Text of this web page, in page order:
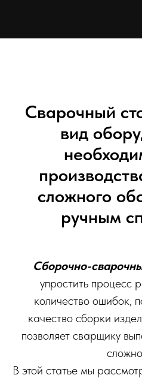
Сварочный
вид
сложного
ручным
Сборочно-
упростить процесс
количество ошибок,
качество сборки
позволяет сварщику
В этой статье мы